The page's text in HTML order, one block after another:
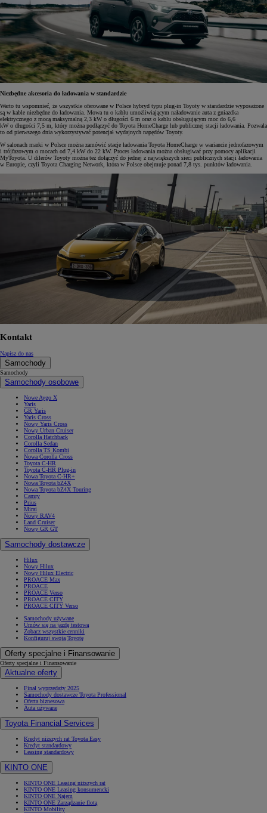
Niezbędne akcesoria do ładowania w standardzie
Warto tu wspomnieć, że wszystkie oferowane w Polsce hybryd typu plug-in Toyoty w standardzie wyposażone
są w kable niezbędne do ładowania. Mowa tu o kablu umożliwiającym naładowanie auta z gniazdka
elektrycznego z mocą maksymalną 2,3 kW o długości 6 m oraz o kablu obsługującym moc do 6,6
kW o długości 7,5 m, który można podłączyć do Toyota HomeCharge lub publicznej stacji ładowania. Pozwala
to od pierwszego dnia wykorzystywać potencjał wydajnych napędów Toyoty.
W salonach marki w Polsce można zamówić stacje ładowania Toyota HomeCharge w wariancie jednofazowym
i trójfazowym o mocach od 7,4 kW do 22 kW. Proces ładowania można obsługiwać przy pomocy aplikacji
MyToyota. U dilerów Toyoty można też dołączyć do jednej z największych sieci publicznych stacji ładowania
w Europie, czyli Toyota Charging Network, która w Polsce obejmuje ponad 7,8 tys. punktów ładowania.
Kontakt
Napisz do nas
Samochody
Samochody
Samochody osobowe
Nowe Aygo X
Yaris
GR Yaris
Yaris Cross
Nowy Yaris Cross
Nowy Urban Cruiser
Corolla Hatchback
Corolla Sedan
Corolla TS Kombi
Nowa Corolla Cross
Toyota C-HR
Toyota C-HR Plug-in
Nowa Toyota C-HR+
Nowa Toyota bZ4X
Nowa Toyota bZ4X Touring
Camry
Prius
Mirai
Nowy RAV4
Land Cruiser
Nowy GR GT
Samochody dostawcze
Hilux
Nowy Hilux
Nowy Hilux Electric
PROACE Max
PROACE
PROACE Verso
PROACE CITY
PROACE CITY Verso
Samochody używane
Umów się na jazdę testową
Zobacz wszystkie cenniki
Konfiguruj swoją Toyotę
Oferty specjalne i Finansowanie
Oferty specjalne i Finansowanie
Aktualne oferty
Finał wyprzedaży 2025
Samochody dostawcze Toyota Professional
Oferta biznesowa
Auta używane
Toyota Financial Services
Kredyt niższych rat Toyota Easy
Kredyt standardowy
Leasing standardowy
KINTO ONE
KINTO ONE Leasing niższych rat
KINTO ONE Leasing konsumencki
KINTO ONE Najem
KINTO ONE Zarządzanie flotą
KINTO Mobility